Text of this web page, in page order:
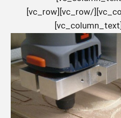
[vc_empty_space][/vc_column][/vc_row][vc_row]